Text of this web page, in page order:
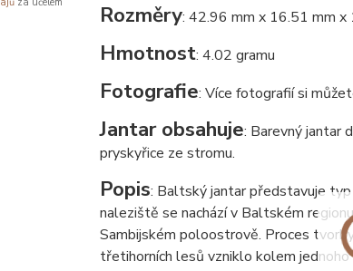
Rozměry: 42.96 mm x 16.51 mm x
Hmotnost: 4.02 gramu
Fotografie: Více fotografií si
Jantar obsahuje: Barevný jantar
pryskyřice ze stromu.
Popis: Baltský jantar představuje
naleziště se nachází v Baltském
Sambijském poloostrově. Proces
třetihorních lesů vzniklo kolem